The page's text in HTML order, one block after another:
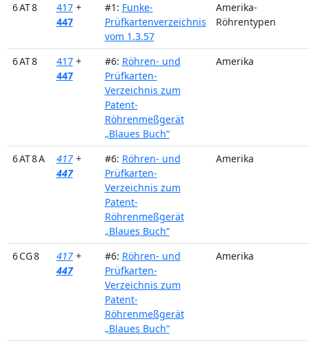
6 AT 8
417 +
447
#1: Funke-
Prüfkartenverzeichnis
vom 1.3.57
Amerika-
Röhrentypen
6 AT 8 417 +
447
#6: Röhren- und
Prüfkarten-
Verzeichnis zum
Patent-
Röhrenmeßgerät
„Blaues Buch“
Amerika
6 AT 8 A 417 +
447
#6: Röhren- und
Prüfkarten-
Verzeichnis zum
Patent-
Röhrenmeßgerät
„Blaues Buch“
Amerika
6 CG 8 417 +
447
#6: Röhren- und
Prüfkarten-
Verzeichnis zum
Patent-
Röhrenmeßgerät
„Blaues Buch“
Amerika